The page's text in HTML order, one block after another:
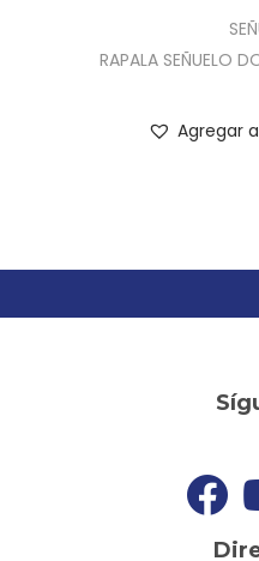
RAPALA SEÑUELO
Agregar